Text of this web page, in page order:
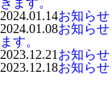
きます。
2024.01.14お知らせ
2024.01.08お知らせ
ます。
2023.12.21 お知らせ
2023.12.18お知らせ